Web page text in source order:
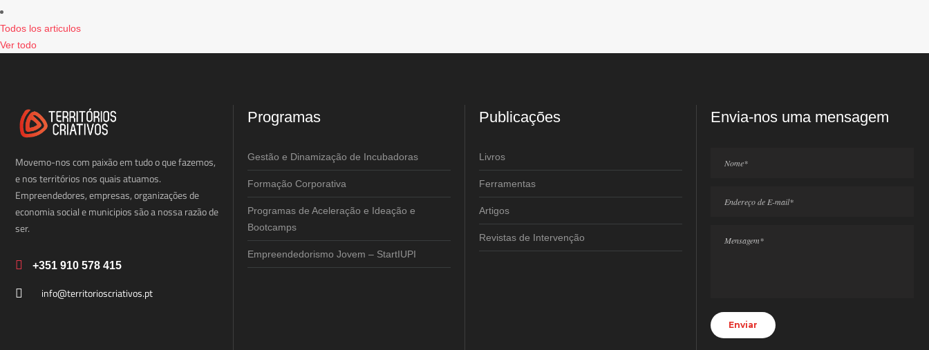
Todos los articulos
Ver todo
Movemo-nos com paixão em tudo o que fazemos,
e nos territórios nos quais atuamos.
Empreendedores, empresas, organizações de
economia social e municipios são a nossa razão de
ser.
+351 910 578 415
info@territorioscriativos.pt
Programas
Gestão e Dinamização de Incubadoras
Formação Corporativa
Programas de Aceleração e Ideação e
Bootcamps
Empreendedorismo Jovem – StartIUPI
Publicações
Livros
Ferramentas
Artigos
Revistas de Intervenção
Envia-nos uma mensagem